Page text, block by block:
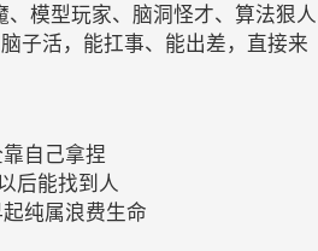
模型玩家、脑洞怪才、算法狠人
子活，能扛事、能出差，直接来
自己拿捏
后能找到人
纯属浪费生命